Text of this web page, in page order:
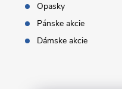
Opasky
Pánske akcie
Dámske akcie